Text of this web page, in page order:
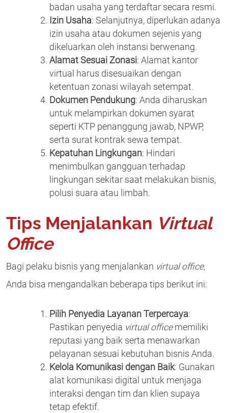
badan usaha yang terdaftar secara resmi.
Izin Usaha: Selanjutnya, diperlukan adanya
izin usaha atau dokumen sejenis yang
dikeluarkan oleh instansi berwenang.
Alamat Sesuai Zonasi: Alamat kantor
virtual harus disesuaikan dengan
ketentuan zonasi wilayah setempat.
Dokumen Pendukung: Anda diharuskan
untuk melampirkan dokumen syarat
seperti KTP penanggung jawab, NPWP,
serta surat kontrak sewa tempat.
Kepatuhan Lingkungan: Hindari
menimbulkan gangguan terhadap
lingkungan sekitar saat melakukan bisnis,
polusi suara atau limbah.
Tips Menjalankan Virtual
Office
Bagi pelaku bisnis yang menjalankan virtual office,
Anda bisa mengandalkan beberapa tips berikut ini:
Pilih Penyedia Layanan Terpercaya:
Pastikan penyedia virtual office memiliki
reputasi yang baik serta menawarkan
pelayanan sesuai kebutuhan bisnis Anda.
Kelola Komunikasi dengan Baik: Gunakan
alat komunikasi digital untuk menjaga
interaksi dengan tim dan klien supaya
tetap efektif.